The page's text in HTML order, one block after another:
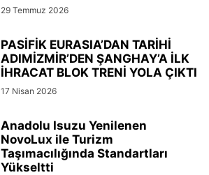
29 Temmuz 2026
PASİFİK EURASIA’DAN TARİHİ
ADIMİZMİR’DEN ŞANGHAY’A İLK
İHRACAT BLOK TRENİ YOLA ÇIKTI
17 Nisan 2026
Anadolu Isuzu Yenilenen
NovoLux ile Turizm
Taşımacılığında Standartları
Yükseltti